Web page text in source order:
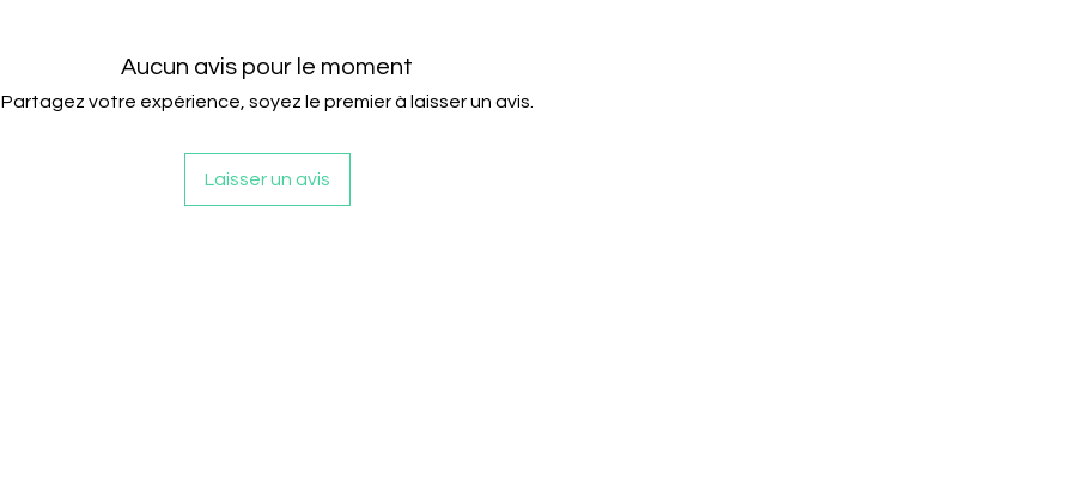
Aucun avis pour le moment
Partagez votre expérience, soyez le premier à laisser un avis.
Laisser un avis